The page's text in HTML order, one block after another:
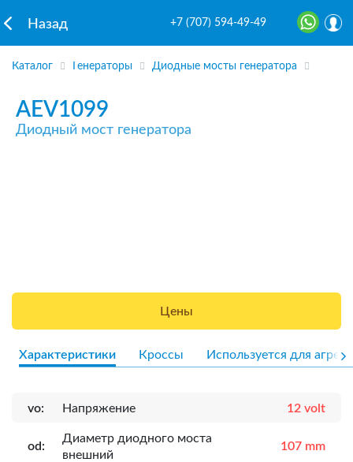
Назад +7 (707) 594-49-49
Каталог Генераторы Диодные мосты генератора
AEV1099
Диодный мост генератора
Цены
Характеристики Кроссы Используется для
vo: Напряжение 12 volt
od:
Диаметр диодного моста
внешний
107 mm